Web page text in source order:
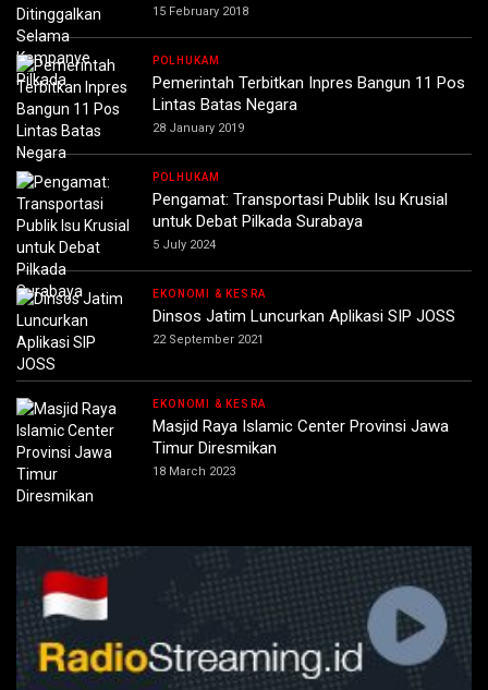
15 February 2018
POLHUKAM
Pemerintah Terbitkan Inpres Bangun 11 Pos
Lintas Batas Negara
28 January 2019
POLHUKAM
Pengamat: Transportasi Publik Isu Krusial
untuk Debat Pilkada Surabaya
5 July 2024
EKONOMI & KESRA
Dinsos Jatim Luncurkan Aplikasi SIP JOSS
22 September 2021
EKONOMI & KESRA
Masjid Raya Islamic Center Provinsi Jawa
Timur Diresmikan
18 March 2023